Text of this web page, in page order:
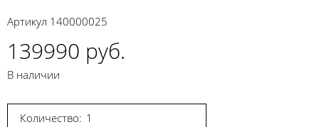
Артикул 140000025
139990 руб.
В наличии
Количество: